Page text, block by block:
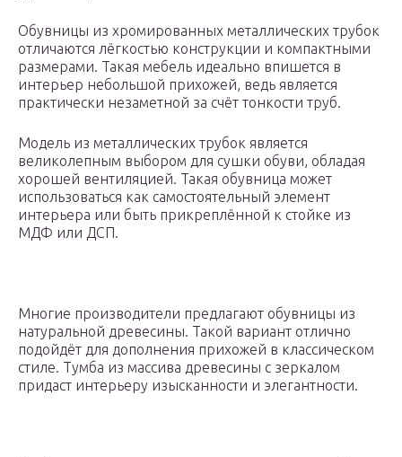
Обувницы из хромированных металлических трубок
отличаются лёгкостью конструкции и компактными
размерами. Такая мебель идеально впишется в
интерьер небольшой прихожей, ведь является
практически незаметной за счёт тонкости труб.
Модель из металлических трубок является
великолепным выбором для сушки обуви, обладая
хорошей вентиляцией. Такая обувница может
использоваться как самостоятельный элемент
интерьера или быть прикреплённой к стойке из
МДФ или ДСП.
Многие производители предлагают обувницы из
натуральной древесины. Такой вариант отлично
подойдёт для дополнения прихожей в классическом
стиле. Тумба из массива древесины с зеркалом
придаст интерьеру изысканности и элегантности.